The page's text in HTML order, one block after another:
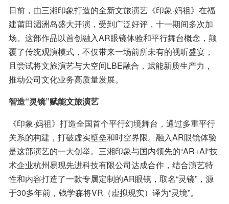
日前，由三湘印象打造的全新文旅演艺《印象·妈祖》在福
建莆田湄洲岛盛大开演，受到广泛好评，十一期间多次加
场。这部作品以首创融入AR眼镜体验和平行舞台概念，颠
覆了传统观演模式，不仅带来一场前所未有的视听盛宴，
且尝试将文旅演艺与大空间LBE融合，赋能新质生产力，
推动公司文化业务高质量发展。
智造“灵镜”赋能文旅演艺
《印象·妈祖》打造全国首个平行幻境舞台，通过多重平行
关系的构建，打破虚实壁垒和时空界限。融入AR眼镜体验
是这部演艺的一大创举。三湘印象与国内领先的“AR+AI”技
术企业杭州易现先进科技有限公司达成合作，结合演艺特
性和内容打造了一款专属定制的AR眼镜，取名“灵镜”，源
于30多年前，钱学森将VR（虚拟现实）译为“灵境”。